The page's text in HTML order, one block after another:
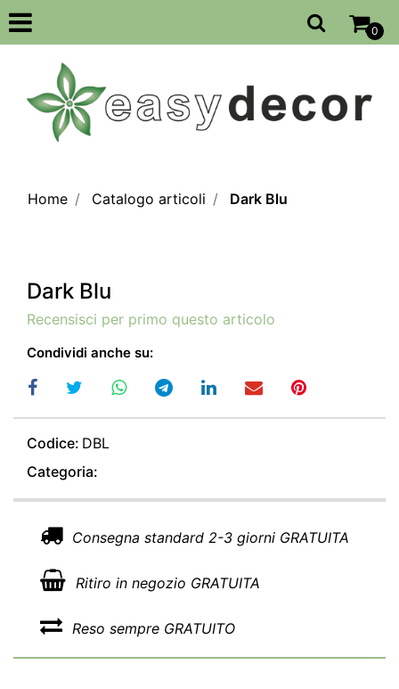
Open
0
Home Catalogo articoli Dark Blu
Dark Blu
Recensisci per primo questo articolo
Condividi anche su:
Codice: DBL
Categoria:
Consegna standard 2-3 giorni GRATUITA
Ritiro in negozio GRATUITA
Reso sempre GRATUITO